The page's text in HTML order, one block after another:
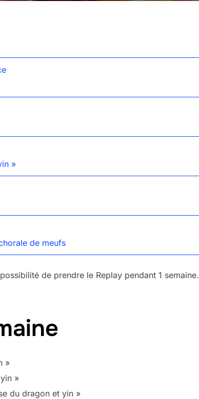
»
de meufs
de prendre le Replay pendant 1 semaine.
»
»
du dragon et yin »